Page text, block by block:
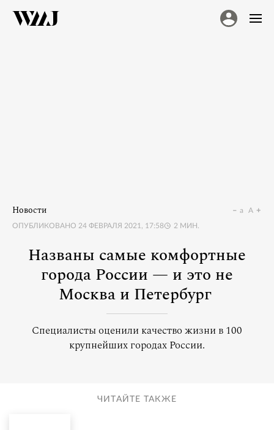
Новости
ОПУБЛИКОВАНО 24 ФЕВРАЛЯ 2021, 17:58 2 МИН.
a A
Названы самые комфортные
города России — и это не
Москва и Петербург
Специалисты оценили качество жизни в 100
крупнейших городах России.
ЧИТАЙТЕ ТАКЖЕ